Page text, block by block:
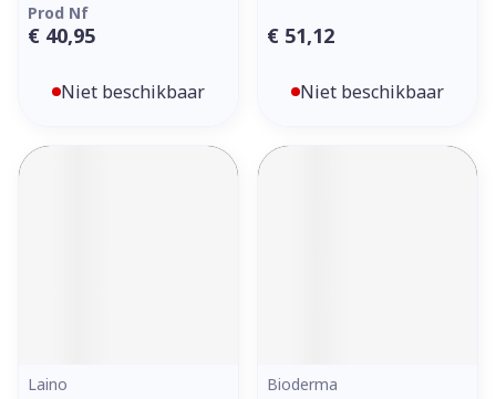
Prod Nf
€ 40,95
Niet beschikbaar
€ 51,12
Niet beschikbaar
Laino
Bioderma